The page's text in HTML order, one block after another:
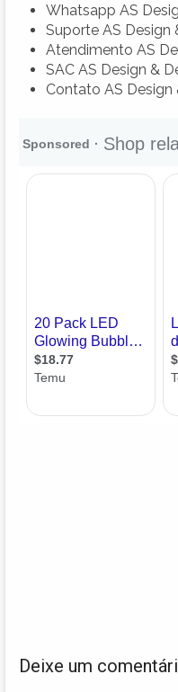
Whatsapp AS
Suporte AS Design
Atendimento AS
SAC AS Design &
Contato AS Design
Deixe um